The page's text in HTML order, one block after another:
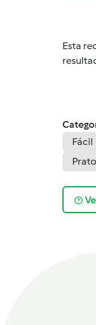
Esta
Fácil